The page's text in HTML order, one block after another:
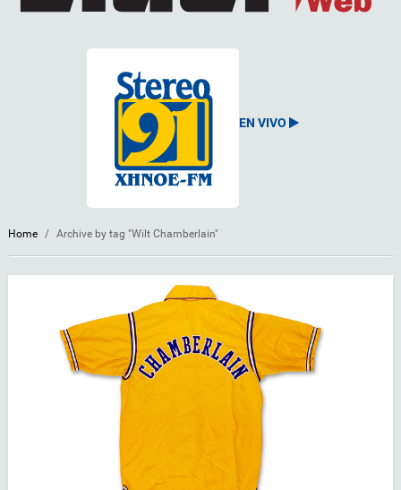
EN VIVO
Home / Archive by tag "Wilt Chamberlain"